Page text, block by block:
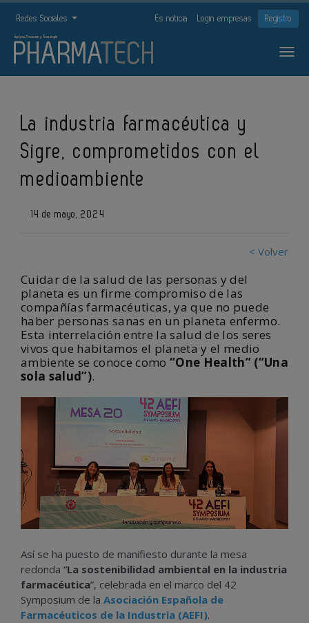
Redes Sociales Es noticia Login empresas Registro
La industria farmacéutica y
Sigre, comprometidos con el
medioambiente
14 de mayo, 2024
< Volver
Cuidar de la salud de las personas y del
planeta es un firme compromiso de las
compañías farmacéuticas, ya que no puede
haber personas sanas en un planeta enfermo.
Esta interrelación entre la salud de los seres
vivos que habitamos el planeta y el medio
ambiente se conoce como “One Health” (“Una
sola salud”).
Así se ha puesto de manifiesto durante la mesa
redonda “La sostenibilidad ambiental en la industria
farmacéutica”, celebrada en el marco del 42
Symposium de la Asociación Española de
Farmacéuticos de la Industria (AEFI).